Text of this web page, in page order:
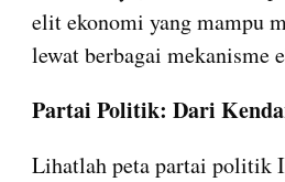
elit ekonomi yang mampu
lewat berbagai mekanisme
Partai Politik: Dari
Lihatlah peta partai politik